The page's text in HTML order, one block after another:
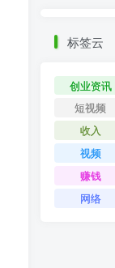
标签云
创业资讯
短视频
收入
视频
赚钱
网络